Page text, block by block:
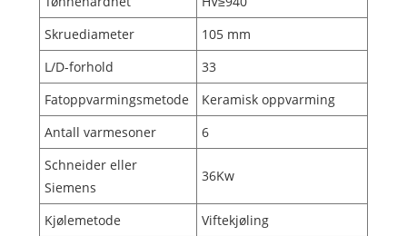
Skruediameter
105 mm
L/D-forhold
33
Fatoppvarmingsmetode
Keramisk oppvarming
Antall varmesoner
6
Schneider eller
Siemens
36Kw
Kjølemetode
Viftekjøling